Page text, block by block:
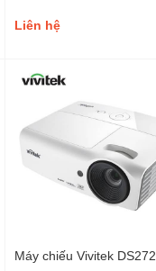
Liên hệ
Máy chiếu Vivitek DS272